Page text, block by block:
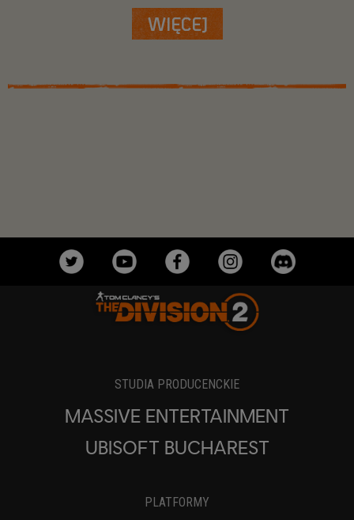
WIĘCEJ
STUDIA PRODUCENCKIE
MASSIVE ENTERTAINMENT
UBISOFT BUCHAREST
PLATFORMY